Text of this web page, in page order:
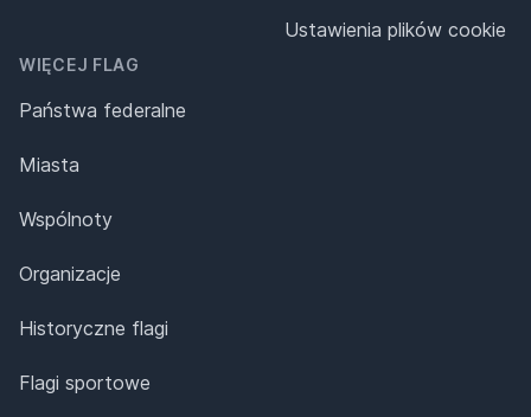
WIĘCEJ FLAG
Państwa federalne
Miasta
Wspólnoty
Organizacje
Historyczne flagi
Flagi sportowe
Ustawienia plików cookie